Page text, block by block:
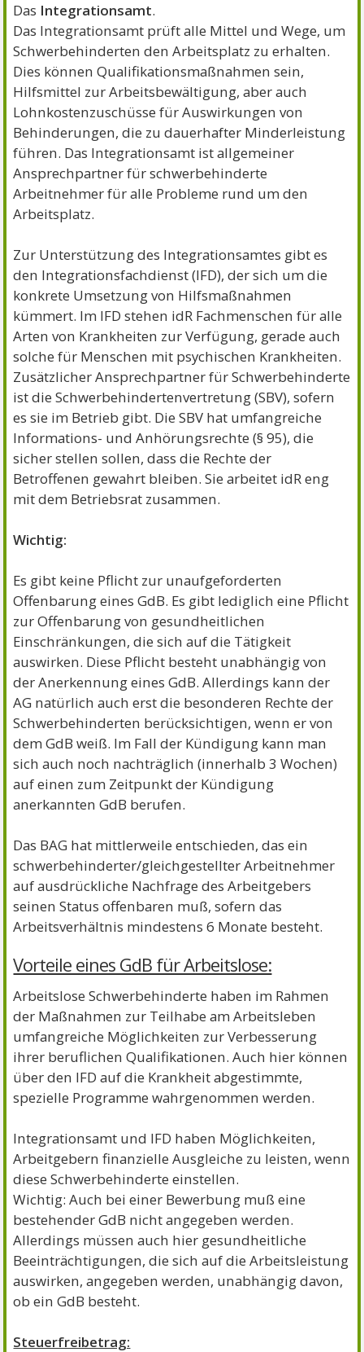
Das Integrationsamt.
Das Integrationsamt prüft alle Mittel und Wege, um
Schwerbehinderten den Arbeitsplatz zu erhalten.
Dies können Qualifikationsmaßnahmen sein,
Hilfsmittel zur Arbeitsbewältigung, aber auch
Lohnkostenzuschüsse für Auswirkungen von
Behinderungen, die zu dauerhafter Minderleistung
führen. Das Integrationsamt ist allgemeiner
Ansprechpartner für schwerbehinderte
Arbeitnehmer für alle Probleme rund um den
Arbeitsplatz.
Zur Unterstützung des Integrationsamtes gibt es
den Integrationsfachdienst (IFD), der sich um die
konkrete Umsetzung von Hilfsmaßnahmen
kümmert. Im IFD stehen idR Fachmenschen für alle
Arten von Krankheiten zur Verfügung, gerade auch
solche für Menschen mit psychischen Krankheiten.
Zusätzlicher Ansprechpartner für Schwerbehinderte
ist die Schwerbehindertenvertretung (SBV), sofern
es sie im Betrieb gibt. Die SBV hat umfangreiche
Informations- und Anhörungsrechte (§ 95), die
sicher stellen sollen, dass die Rechte der
Betroffenen gewahrt bleiben. Sie arbeitet idR eng
mit dem Betriebsrat zusammen.
Wichtig:
Es gibt keine Pflicht zur unaufgeforderten
Offenbarung eines GdB. Es gibt lediglich eine Pflicht
zur Offenbarung von gesundheitlichen
Einschränkungen, die sich auf die Tätigkeit
auswirken. Diese Pflicht besteht unabhängig von
der Anerkennung eines GdB. Allerdings kann der
AG natürlich auch erst die besonderen Rechte der
Schwerbehinderten berücksichtigen, wenn er von
dem GdB weiß. Im Fall der Kündigung kann man
sich auch noch nachträglich (innerhalb 3 Wochen)
auf einen zum Zeitpunkt der Kündigung
anerkannten GdB berufen.
Das BAG hat mittlerweile entschieden, das ein
schwerbehinderter/gleichgestellter Arbeitnehmer
auf ausdrückliche Nachfrage des Arbeitgebers
seinen Status offenbaren muß, sofern das
Arbeitsverhältnis mindestens 6 Monate besteht.
Vorteile eines GdB für Arbeitslose:
Arbeitslose Schwerbehinderte haben im Rahmen
der Maßnahmen zur Teilhabe am Arbeitsleben
umfangreiche Möglichkeiten zur Verbesserung
ihrer beruflichen Qualifikationen. Auch hier können
über den IFD auf die Krankheit abgestimmte,
spezielle Programme wahrgenommen werden.
Integrationsamt und IFD haben Möglichkeiten,
Arbeitgebern finanzielle Ausgleiche zu leisten, wenn
diese Schwerbehinderte einstellen.
Wichtig: Auch bei einer Bewerbung muß eine
bestehender GdB nicht angegeben werden.
Allerdings müssen auch hier gesundheitliche
Beeinträchtigungen, die sich auf die Arbeitsleistung
auswirken, angegeben werden, unabhängig davon,
ob ein GdB besteht.
Steuerfreibetrag: